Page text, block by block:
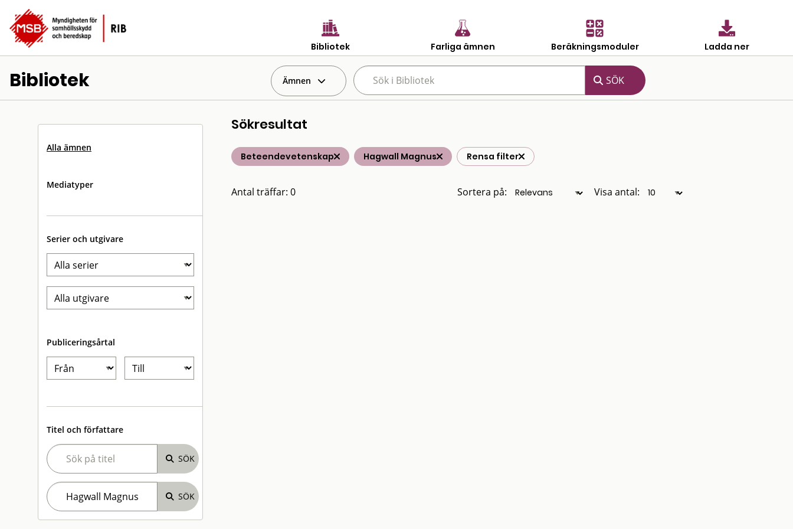
Bibliotek Farliga ämnen Beräkningsmoduler Ladda ner
Bibliotek Ämnen
Alla ämnen
Mediatyper
Serier och utgivare
Publiceringsårtal
Titel och författare
Sökresultat
Beteendevetenskap Hagwall Magnus Rensa filter
Antal träffar: 0 Sortera på: Visa antal: